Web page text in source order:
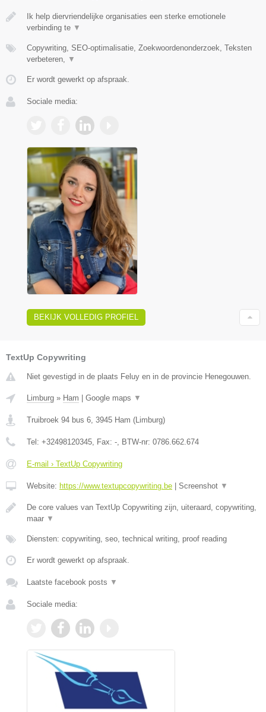
Ik help diervriendelijke organisaties een sterke emotionele
verbinding te ▼
Copywriting, SEO-optimalisatie, Zoekwoordenonderzoek, Teksten
verbeteren, ▼
Er wordt gewerkt op afspraak.
Sociale media:
BEKIJK VOLLEDIG PROFIEL
TextUp Copywriting
Niet gevestigd in de plaats Feluy en in de provincie Henegouwen.
Limburg » Ham Google maps ▼
Truibroek 94 bus 6, 3945 Ham (Limburg)
Tel: +32498120345, Fax: -, BTW-nr: 0786.662.674
E-mail › TextUp Copywriting
Website: https://www.textupcopywriting.be Screenshot ▼
De core values van TextUp Copywriting zijn, uiteraard, copywriting,
maar ▼
Diensten: copywriting, seo, technical writing, proof reading
Er wordt gewerkt op afspraak.
Laatste facebook posts ▼
Sociale media: